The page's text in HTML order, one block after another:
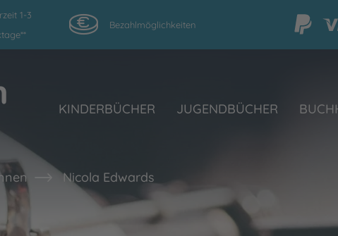
1-3
Bezahlmöglichkeiten
KINDERBÜCHER JUGENDBÜCHER
Nicola Edwards